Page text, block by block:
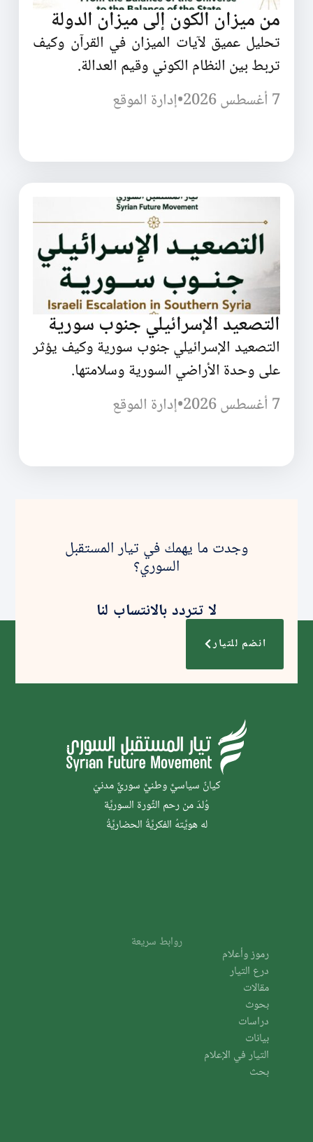
من ميزان الكون إلى ميزان الدولة
تحليل عميق لآيات الميزان في القرآن وكيف
تربط بين النظام الكوني وقيم العدالة.
7 أغسطس 2026
•إدارة الموقع
التصعيد الإسرائيلي جنوب سورية
التصعيد الإسرائيلي جنوب سورية وكيف يؤثر
على وحدة الأراضي السورية وسلامتها.
7 أغسطس 2026
•إدارة الموقع
وجدت ما يهمك في تيار المستقبل
السوري؟
لا تتردد بالانتساب لنا
انضم للتيار
كيانٌ سياسيٌّ وطنيٌّ سوريٌّ مدنيّ
وُلدَ من رحم الثَّورة السوريَّة
له هويَّتهُ الفكريَّةُ الحضاريَّةُ
روابط سريعة
رموز وأعلام
درع التيار
مقالات
بحوث
دراسات
بيانات
التيار في الإعلام
بحث